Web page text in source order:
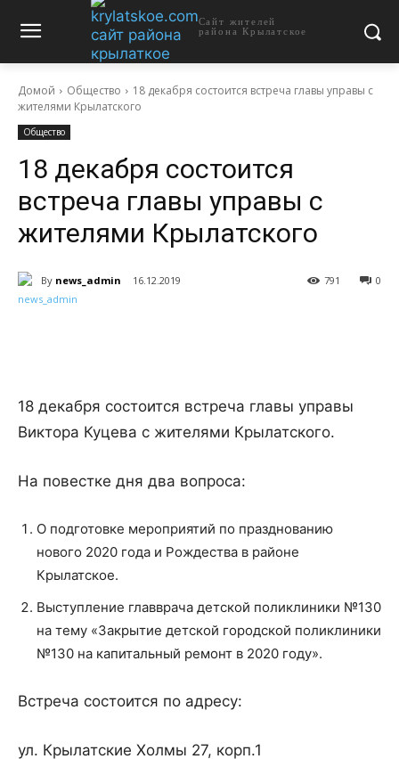
Сайт жителей
района Крылатское
Домой Общество
18 декабря состоится встреча главы управы с
жителями Крылатского
Общество
18 декабря состоится
встреча главы управы с
жителями Крылатского
By news_admin 16.12.2019 0
791
18 декабря состоится встреча главы управы
Виктора Куцева с жителями Крылатского.
На повестке дня два вопроса:
О подготовке мероприятий по празднованию
нового 2020 года и Рождества в районе
Крылатское.
Выступление главврача детской поликлиники №130
на тему «Закрытие детской городской поликлиники
№130 на капитальный ремонт в 2020 году».
Встреча состоится по адресу:
ул. Крылатские Холмы 27, корп.1